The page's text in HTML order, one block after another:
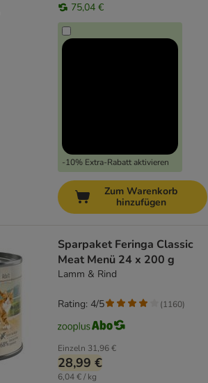
75,04 €
-10% Extra-Rabatt aktivieren
Zum Warenkorb
hinzufügen
Sparpaket Feringa Classic
Meat Menü 24 x 200 g
Lamm & Rind
Einzeln 31,96 €
28,99 €
6,04 € / kg
Rating: 4/5 (1160)